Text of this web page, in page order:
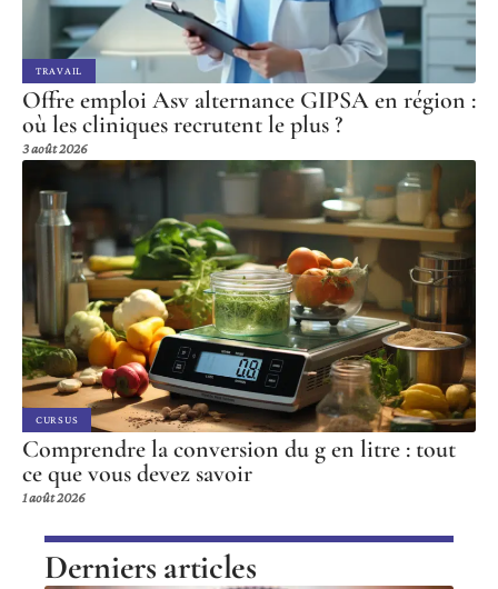
TRAVAIL
Offre emploi Asv alternance GIPSA en région :
où les cliniques recrutent le plus ?
3 août 2026
CURSUS
Comprendre la conversion du g en litre : tout
ce que vous devez savoir
1 août 2026
Derniers articles